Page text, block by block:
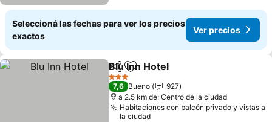
Seleccioná las fechas para ver los precios
exactos
Ver precios
CompartirAñadir a favoritos
Blu Inn Hotel
3 Estrellas
7,6 Bueno
927
a 2.5 km de: Centro de la ciudad
Habitaciones con balcón privado y vistas a
la ciudad